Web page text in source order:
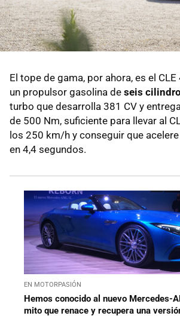
El tope de gama, por ahora, es el
un propulsor gasolina de seis
turbo que desarrolla 381 CV y
de 500 Nm, suficiente para llevar al
los 250 km/h y conseguir que
en 4,4 segundos.
EN MOTORPASIÓN
Hemos conocido al nuevo Mercedes-
mito que renace y recupera una